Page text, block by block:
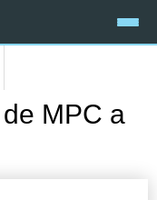
MPC a